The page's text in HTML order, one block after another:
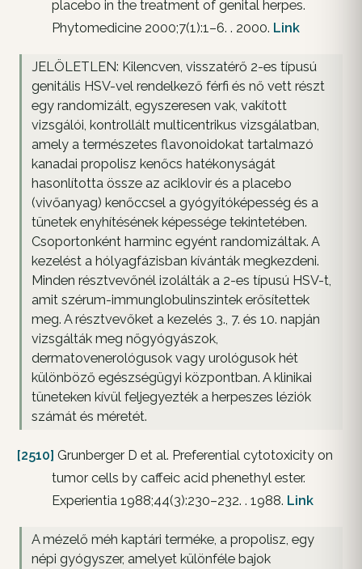
placebo in the treatment of genital herpes.
Phytomedicine 2000;7(1):1–6. . 2000. Link
JELÖLETLEN: Kilencven, visszatérő 2-es típusú
genitális HSV-vel rendelkező férfi és nő vett részt
egy randomizált, egyszeresen vak, vakított
vizsgálói, kontrollált multicentrikus vizsgálatban,
amely a természetes flavonoidokat tartalmazó
kanadai propolisz kenőcs hatékonyságát
hasonlította össze az aciklovir és a placebo
(vivőanyag) kenőccsel a gyógyítóképesség és a
tünetek enyhítésének képessége tekintetében.
Csoportonként harminc egyént randomizáltak. A
kezelést a hólyagfázisban kívánták megkezdeni.
Minden résztvevőnél izolálták a 2-es típusú HSV-t,
amit szérum-immunglobulinszintek erősítettek
meg. A résztvevőket a kezelés 3., 7. és 10. napján
vizsgálták meg nőgyógyászok,
dermatovenerológusok vagy urológusok hét
különböző egészségügyi központban. A klinikai
tüneteken kívül feljegyezték a herpeszes léziók
számát és méretét.
[2510] Grunberger D et al. Preferential cytotoxicity on
tumor cells by caffeic acid phenethyl ester.
Experientia 1988;44(3):230–232. . 1988. Link
A mézelő méh kaptári terméke, a propolisz, egy
népi gyógyszer, amelyet különféle bajok